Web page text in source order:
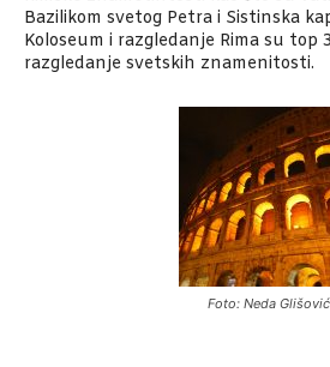
Bazilikom svetog Petra i Sistinska
Koloseum i razgledanje Rima su top
razgledanje svetskih znamenitosti.
Foto: Neda Glišović